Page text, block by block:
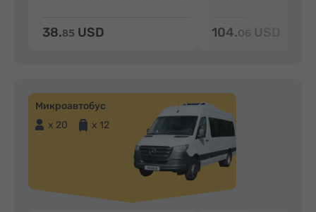
38.85 USD 104.06 USD
Микроавтобус
x 20
x 12